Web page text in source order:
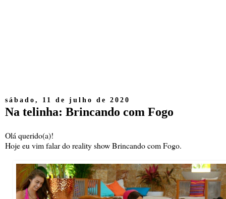
sábado, 11 de julho de 2020
Na telinha: Brincando com Fogo
Olá querido(a)!
Hoje eu vim falar do reality show Brincando com Fogo.